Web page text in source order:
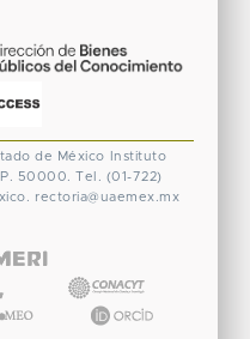
de México
Instituto
50000. Tel. (01-722)
rectoria@uaemex.mx